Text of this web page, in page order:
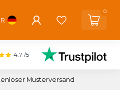
0
4.7 /5
Musterversand